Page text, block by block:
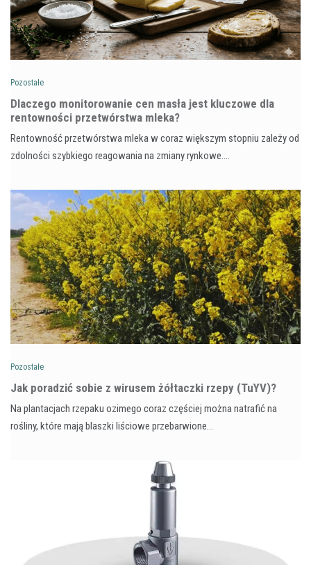
Pozostałe
Dlaczego monitorowanie cen masła jest kluczowe dla
rentowności przetwórstwa mleka?
Rentowność przetwórstwa mleka w coraz większym stopniu zależy od
zdolności szybkiego reagowania na zmiany rynkowe.…
Pozostałe
​Jak poradzić sobie z wirusem żółtaczki rzepy (TuYV)?
Na plantacjach rzepaku ozimego coraz częściej można natrafić na
rośliny, które mają blaszki liściowe przebarwione…